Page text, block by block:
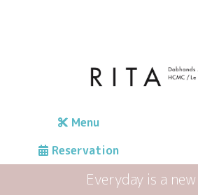
Menu
Reservation
Everyday is a